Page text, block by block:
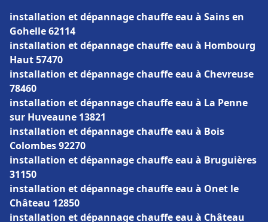
installation et dépannage chauffe eau à Sains en
Gohelle 62114
installation et dépannage chauffe eau à Hombourg
Haut 57470
installation et dépannage chauffe eau à Chevreuse
78460
installation et dépannage chauffe eau à La Penne
sur Huveaune 13821
installation et dépannage chauffe eau à Bois
Colombes 92270
installation et dépannage chauffe eau à Bruguières
31150
installation et dépannage chauffe eau à Onet le
Château 12850
installation et dépannage chauffe eau à Château